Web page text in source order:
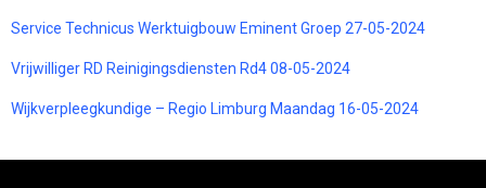
Service Technicus Werktuigbouw Eminent Groep 27-05-2024
Vrijwilliger RD Reinigingsdiensten Rd4 08-05-2024
Wijkverpleegkundige – Regio Limburg Maandag 16-05-2024